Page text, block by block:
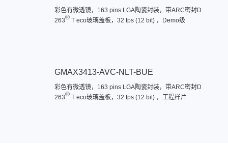
彩色有微透镜，163 pins LGA陶瓷封装，带ARC密封D
263®T eco玻璃盖板，32 fps (12 bit) ，Demo级
GMAX3413-AVC-NLT-BUE
彩色有微透镜，163 pins LGA陶瓷封装，带ARC密封D
263®T eco玻璃盖板，32 fps (12 bit) ，工程样片